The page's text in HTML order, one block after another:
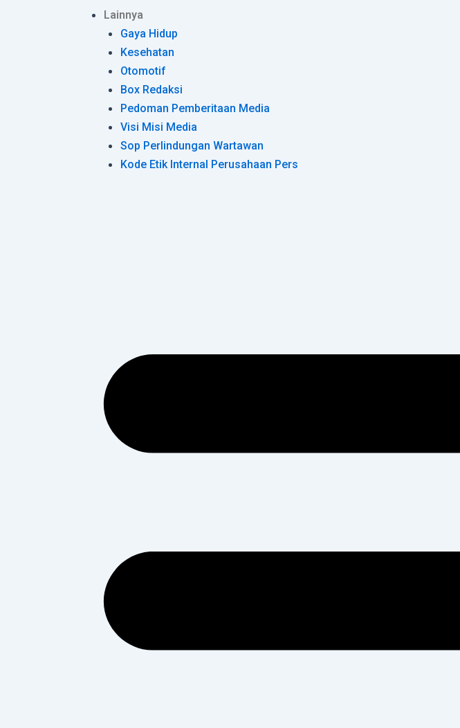
Lainnya
Gaya Hidup
Kesehatan
Otomotif
Box Redaksi
Pedoman Pemberitaan Media
Visi Misi Media
Sop Perlindungan Wartawan
Kode Etik Internal Perusahaan Pers